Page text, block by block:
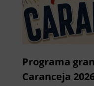
Programa
Caranceja